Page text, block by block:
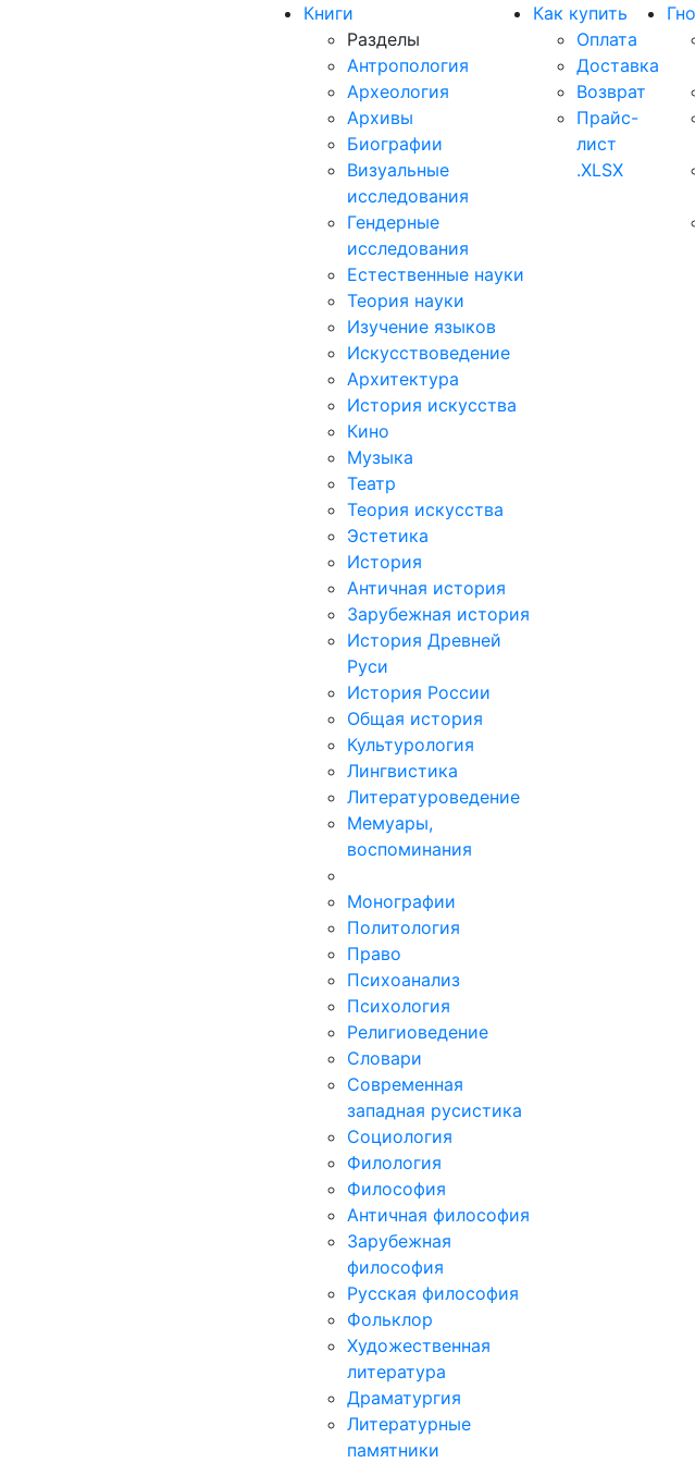
Книги
Разделы
Антропология
Археология
Архивы
Биографии
Визуальные
исследования
Гендерные
исследования
Естественные науки
Теория науки
Изучение языков
Искусствоведение
Архитектура
История искусства
Кино
Музыка
Театр
Теория искусства
Эстетика
История
Античная история
Зарубежная история
История Древней
Руси
История России
Общая история
Культурология
Лингвистика
Литературоведение
Мемуары,
воспоминания
Монографии
Политология
Право
Психоанализ
Психология
Религиоведение
Словари
Современная
западная русистика
Социология
Филология
Философия
Античная философия
Зарубежная
философия
Русская философия
Фольклор
Художественная
литература
Драматургия
Литературные
памятники
Как купить
Оплата
Доставка
Возврат
Прайс-
лист
.XLSX